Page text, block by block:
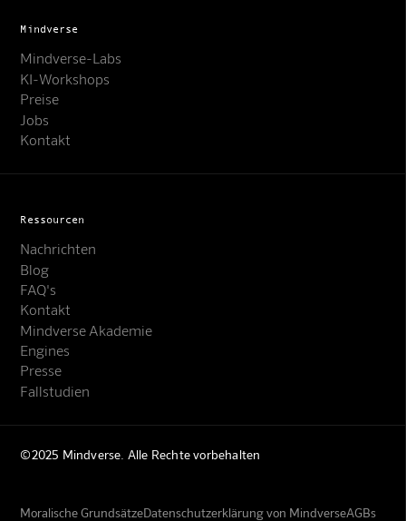
Mindverse
Mindverse-Labs
KI-Workshops
Preise
Jobs
Kontakt
Ressourcen
Nachrichten
Blog
FAQ's
Kontakt
Mindverse Akademie
Engines
Presse
Fallstudien
©2025 Mindverse. Alle Rechte vorbehalten
Moralische GrundsätzeDatenschutzerklärung von MindverseAGBs